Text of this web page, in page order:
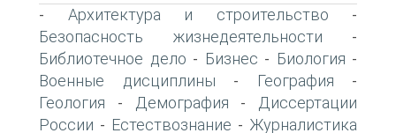
- Архитектура и строительство -
Безопасность жизнедеятельности -
Библиотечное дело - Бизнес - Биология -
Военные дисциплины - География -
Геология - Демография -
Диссертации
России - Естествознание - Журналистика